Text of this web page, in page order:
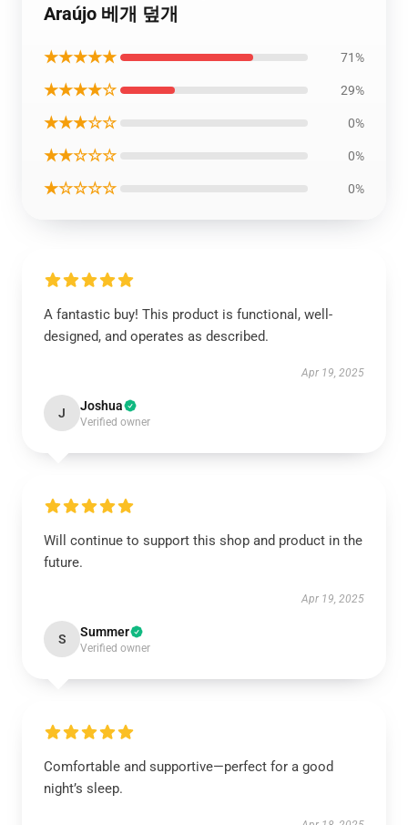
Araújo 베개 덮개
★★★★★ 71%
★★★★☆ 29%
★★★☆☆ 0%
★★☆☆☆ 0%
★☆☆☆☆ 0%
A fantastic buy! This product is functional, well-
designed, and operates as described.
Apr 19, 2025
J Joshua
Verified owner
Will continue to support this shop and product in the
future.
Apr 19, 2025
S Summer
Verified owner
Comfortable and supportive—perfect for a good
night’s sleep.